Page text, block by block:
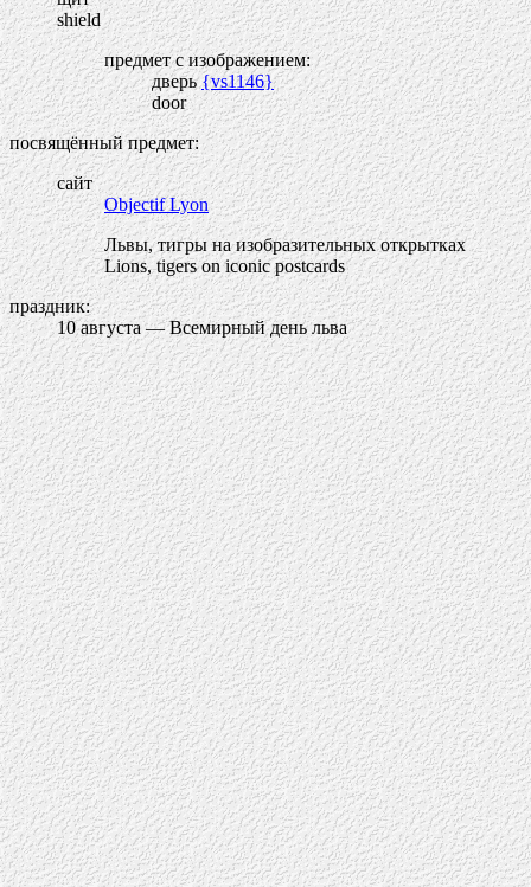
shield
предмет с изображением:
дверь{vs1146}
door
посвящённый предмет:
сайт
Objectif Lyon
Львы, тигры на изобразительных открытках
Lions, tigers on iconic postcards
праздник:
10 августа — Всемирный день льва